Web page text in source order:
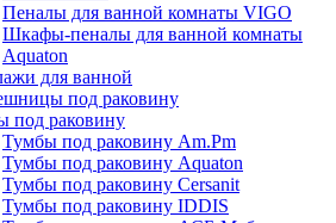
Пеналы для ванной комнаты VIGO
Шкафы-пеналы для ванной комнаты
Aquaton
для ванной
под раковину
под раковину
Тумбы под раковину Am.Pm
Тумбы под раковину Aquaton
Тумбы под раковину Cersanit
Тумбы под раковину IDDIS